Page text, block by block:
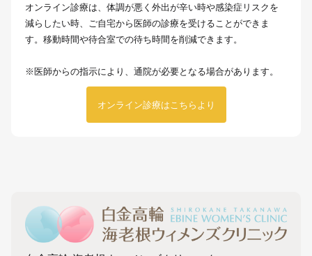
オンライン診療は、体調が悪く外出が辛い時や感染症リスクを
減らしたい時、ご自宅から医師の診療を受けることができま
す。移動時間や待合室での待ち時間を削減できます。
※医師からの指示により、通院が必要となる場合があります。
オンライン診療はこちらより